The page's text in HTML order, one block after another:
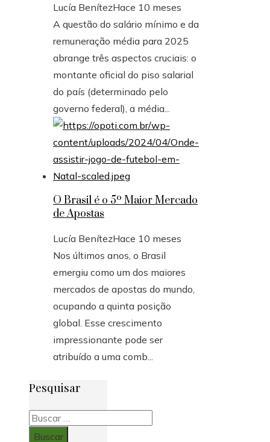
Lucía BenítezHace 10 meses
A questão do salário mínimo e da
remuneração média para 2025
abrange três aspectos cruciais: o
montante oficial do piso salarial
do país (determinado pelo
governo federal), a média...
O Brasil é o 5º Maior Mercado
de Apostas
Lucía BenítezHace 10 meses
Nos últimos anos, o Brasil
emergiu como um dos maiores
mercados de apostas do mundo,
ocupando a quinta posição
global. Esse crescimento
impressionante pode ser
atribuído a uma comb...
Pesquisar
Buscar: